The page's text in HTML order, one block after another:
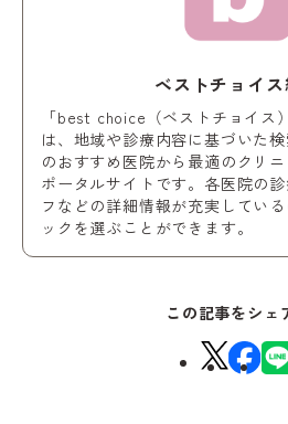
ベストチョイ
「best choice（ベストチョイス
は、地域や診療内容に基づいた
のおすすめ医院から最適のクリ
ポータルサイトです。各医院の
フなどの詳細情報が充実してい
ックを選ぶことができます。
この記事をシェ